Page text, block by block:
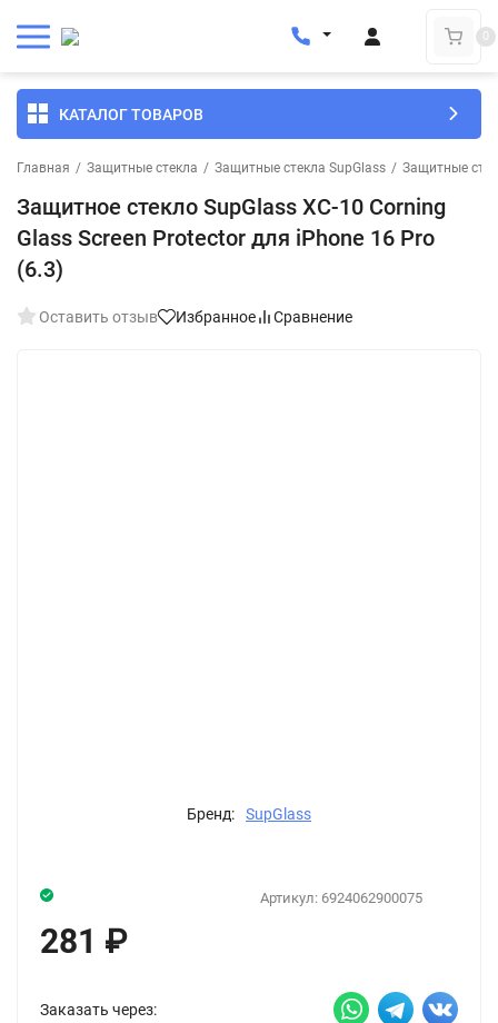
0
КАТАЛОГ ТОВАРОВ
Главная / Защитные стекла / Защитные стекла SupGlass / Защитные
Защитное стекло SupGlass XC-10 Corning
Glass Screen Protector для iPhone 16 Pro
(6.3)
Оставить отзыв Избранное Сравнение
Бренд: SupGlass
Артикул: 6924062900075
281 ₽
Заказать через: